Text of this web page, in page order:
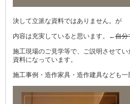
決して立派な資料ではありません。が
内容は充実していると思います。←自分
施工現場のご見学等で、ご説明させて
資料になっています。
施工事例・造作家具・造作建具なども一